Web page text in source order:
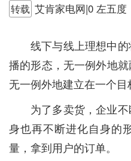
转载 艾肯家电网|0 左五度
线下与线上理想中
播的形态，无一例外地
无一例外地建立在一个目
为了多卖货，企业
身也再不断进化自身的
量，拿到用户的订单。